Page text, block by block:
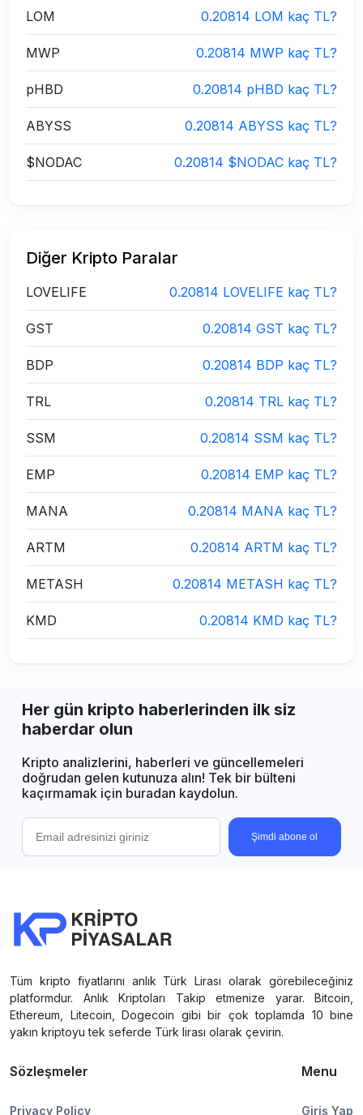
LOM 0.20814 LOM kaç TL?
MWP 0.20814 MWP kaç TL?
pHBD 0.20814 pHBD kaç TL?
ABYSS 0.20814 ABYSS kaç TL?
$NODAC 0.20814 $NODAC kaç TL?
Diğer Kripto Paralar
LOVELIFE 0.20814 LOVELIFE kaç TL?
GST 0.20814 GST kaç TL?
BDP 0.20814 BDP kaç TL?
TRL 0.20814 TRL kaç TL?
SSM 0.20814 SSM kaç TL?
EMP 0.20814 EMP kaç TL?
MANA 0.20814 MANA kaç TL?
ARTM 0.20814 ARTM kaç TL?
METASH 0.20814 METASH kaç TL?
KMD 0.20814 KMD kaç TL?
Her gün kripto haberlerinden ilk siz
haberdar olun
Kripto analizlerini, haberleri ve güncellemeleri
doğrudan gelen kutunuza alın! Tek bir bülteni
kaçırmamak için buradan kaydolun.
Şimdi abone ol
Tüm kripto fiyatlarını anlık Türk Lirası olarak görebileceğiniz
platformdur. Anlık Kriptoları Takip etmenize yarar. Bitcoin,
Ethereum, Litecoin, Dogecoin gibi bir çok toplamda 10 bine
yakın kriptoyu tek seferde Türk lirası olarak çevirin.
Sözleşmeler
Privacy Policy
Menu
Giriş Yap